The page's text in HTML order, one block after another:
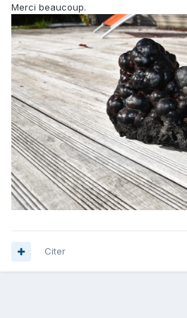
Merci beaucoup.
Citer